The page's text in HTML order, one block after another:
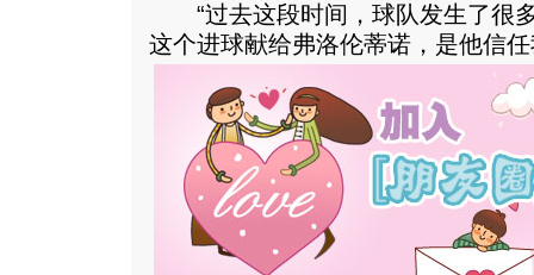
“过去这段时间，球队发生了很
这个进球献给弗洛伦蒂诺，是他信